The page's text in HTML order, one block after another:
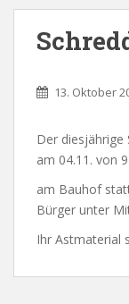
13. Oktober
Der diesjährige
am 04.11. von
am Bauhof
Bürger unter
Ihr Astmaterial